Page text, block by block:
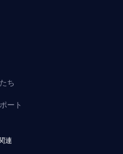
ち
ート
連